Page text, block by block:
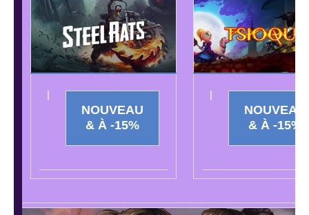
NOUVEAU
& À -15%
NOUVEAU
& À -15%